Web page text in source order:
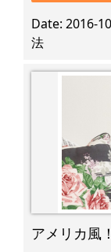
Date 2016-
法
アメリカ風